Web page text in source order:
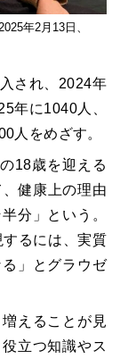
年2月13日、
され、2024年
年に1040人、
人をめざす。
18歳を迎える
健康上の理由
分」という。
するには、実質
」とグラウゼ
えることが見
立つ知識やス